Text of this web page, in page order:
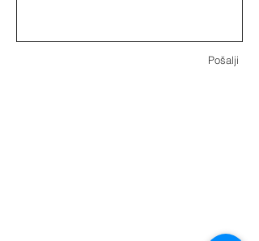
Pošalji